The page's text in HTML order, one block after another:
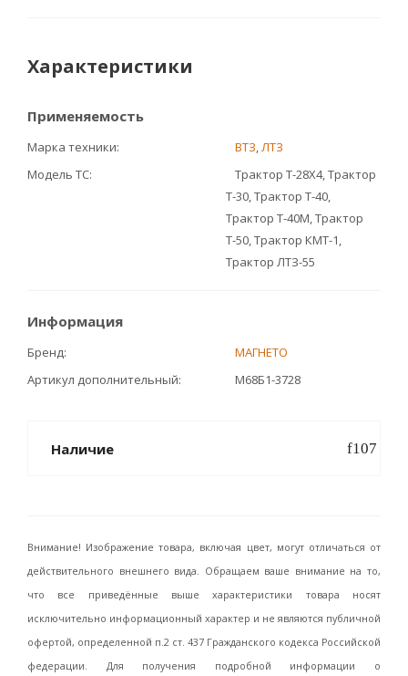
Характеристики
Применяемость
Марка техники ВТЗ,ЛТЗ
Модель ТС
Трактор Т-28Х4, Трактор
Т-30, Трактор Т-40,
Трактор Т-40М, Трактор
Т-50, Трактор КМТ-1,
Трактор ЛТЗ-55
Информация
Бренд
МАГНЕТО
Артикул дополнительный
М68Б1-3728
Наличие
Внимание! Изображение товара, включая цвет, могут отличаться от
действительного внешнего вида. Обращаем ваше внимание на то,
что все приведённые выше характеристики товара носят
исключительно информационный характер и не являются публичной
офертой, определенной п.2 ст. 437 Гражданского кодекса Российской
федерации. Для получения подробной информации о